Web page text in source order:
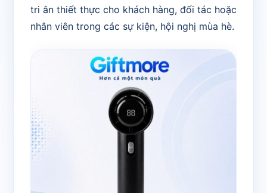
tri ân thiết thực cho khách hàng, đối tác hoặc
nhân viên trong các sự kiện, hội nghị mùa hè.